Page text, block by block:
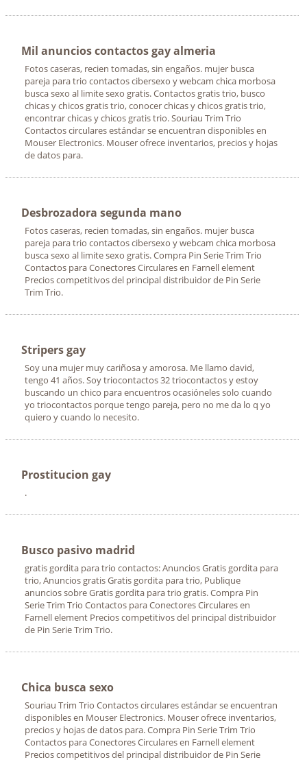
Mil anuncios contactos gay almeria
Fotos caseras, recien tomadas, sin engaños. mujer busca
pareja para trio contactos cibersexo y webcam chica morbosa
busca sexo al limite sexo gratis. Contactos gratis trio, busco
chicas y chicos gratis trio, conocer chicas y chicos gratis trio,
encontrar chicas y chicos gratis trio. Souriau Trim Trio
Contactos circulares estándar se encuentran disponibles en
Mouser Electronics. Mouser ofrece inventarios, precios y hojas
de datos para.
Desbrozadora segunda mano
Fotos caseras, recien tomadas, sin engaños. mujer busca
pareja para trio contactos cibersexo y webcam chica morbosa
busca sexo al limite sexo gratis. Compra Pin Serie Trim Trio
Contactos para Conectores Circulares en Farnell element
Precios competitivos del principal distribuidor de Pin Serie
Trim Trio.
Stripers gay
Soy una mujer muy cariñosa y amorosa. Me llamo david,
tengo 41 años. Soy triocontactos 32 triocontactos y estoy
buscando un chico para encuentros ocasióneles solo cuando
yo triocontactos porque tengo pareja, pero no me da lo q yo
quiero y cuando lo necesito.
Prostitucion gay
.
Busco pasivo madrid
gratis gordita para trio contactos: Anuncios Gratis gordita para
trio, Anuncios gratis Gratis gordita para trio, Publique
anuncios sobre Gratis gordita para trio gratis. Compra Pin
Serie Trim Trio Contactos para Conectores Circulares en
Farnell element Precios competitivos del principal distribuidor
de Pin Serie Trim Trio.
Chica busca sexo
Souriau Trim Trio Contactos circulares estándar se encuentran
disponibles en Mouser Electronics. Mouser ofrece inventarios,
precios y hojas de datos para. Compra Pin Serie Trim Trio
Contactos para Conectores Circulares en Farnell element
Precios competitivos del principal distribuidor de Pin Serie